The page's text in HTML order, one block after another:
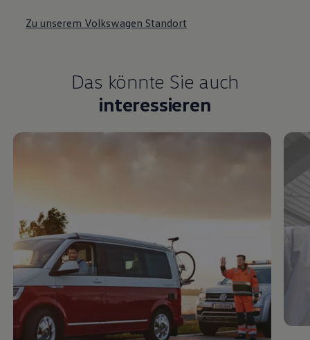
Zu unserem Volkswagen Standort
Das könnte Sie auch
interessieren